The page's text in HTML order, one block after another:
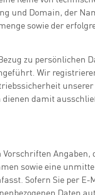
und Domain, der
sowie der
zu persönlichen
Wir
unserer
damit
Angaben,
sowie eine
Sofern Sie per
Daten